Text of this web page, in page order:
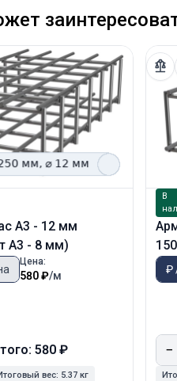
А3 - 12 мм
А3 - 8 мм)
Цена:
580 ₽/м
580 ₽
вес: 5.37 кг
В
₽
−